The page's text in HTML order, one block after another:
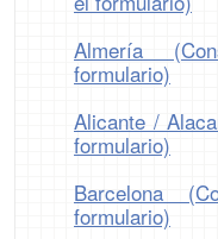
Almería
formulario)
Alicante /
formulario)
Barcelona
formulario)